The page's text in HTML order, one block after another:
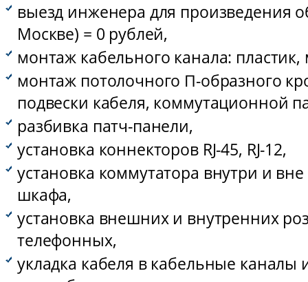
выезд инженера для произведения
Москве) = 0 рублей,
монтаж кабельного канала: пластик,
монтаж потолочного П-образного
подвески кабеля, коммутационной
разбивка патч-панели,
установка коннекторов RJ-45, RJ-12,
установка коммутатора внутри и
шкафа,
установка внешних и внутренних
телефонных,
укладка кабеля в кабельные каналы